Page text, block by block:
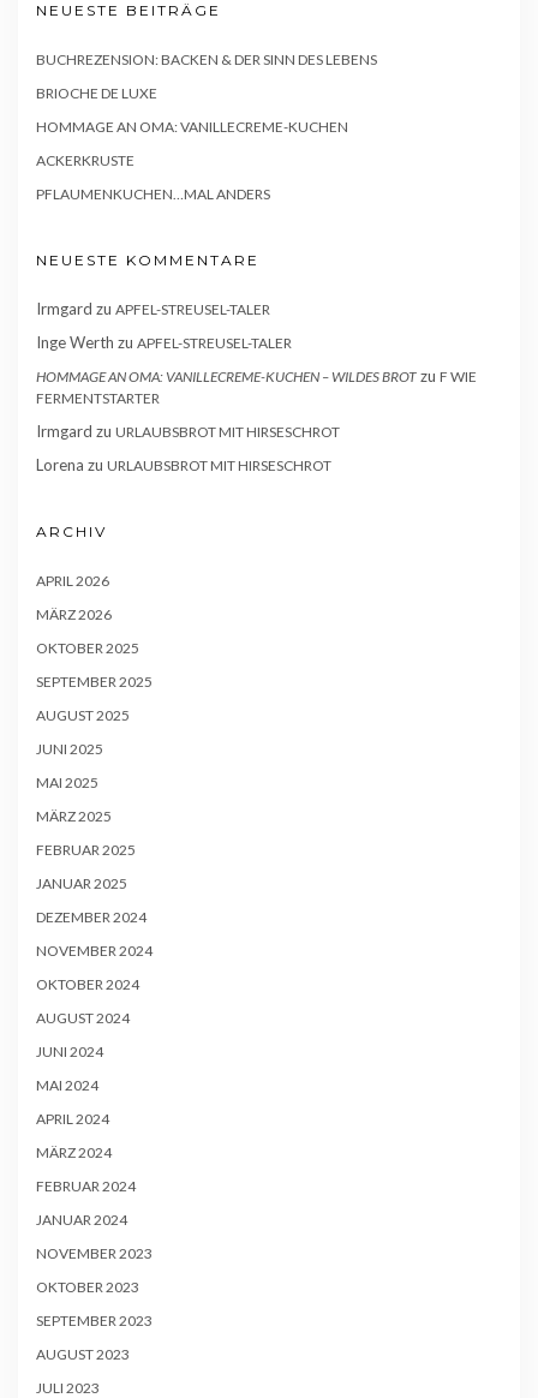
NEUESTE BEITRÄGE
BUCHREZENSION: BACKEN & DER SINN DES LEBENS
BRIOCHE DE LUXE
HOMMAGE AN OMA: VANILLECREME-KUCHEN
ACKERKRUSTE
PFLAUMENKUCHEN…MAL ANDERS
NEUESTE KOMMENTARE
Irmgard zu APFEL-STREUSEL-TALER
Inge Werth zu APFEL-STREUSEL-TALER
HOMMAGE AN OMA: VANILLECREME-KUCHEN – WILDES BROT zu F WIE
FERMENTSTARTER
Irmgard zu URLAUBSBROT MIT HIRSESCHROT
Lorena zu URLAUBSBROT MIT HIRSESCHROT
ARCHIV
APRIL 2026
MÄRZ 2026
OKTOBER 2025
SEPTEMBER 2025
AUGUST 2025
JUNI 2025
MAI 2025
MÄRZ 2025
FEBRUAR 2025
JANUAR 2025
DEZEMBER 2024
NOVEMBER 2024
OKTOBER 2024
AUGUST 2024
JUNI 2024
MAI 2024
APRIL 2024
MÄRZ 2024
FEBRUAR 2024
JANUAR 2024
NOVEMBER 2023
OKTOBER 2023
SEPTEMBER 2023
AUGUST 2023
JULI 2023